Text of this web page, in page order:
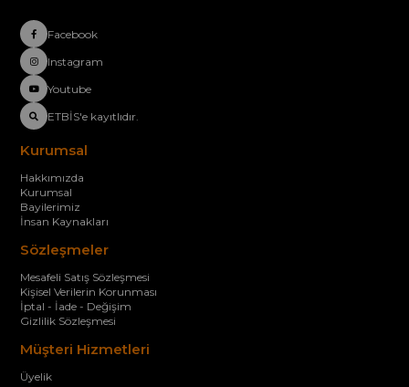
Facebook
Instagram
Youtube
ETBİS'e kayıtlıdır.
Kurumsal
Hakkımızda
Kurumsal
Bayilerimiz
İnsan Kaynakları
Sözleşmeler
Mesafeli Satış Sözleşmesi
Kişisel Verilerin Korunması
İptal - İade - Değişim
Gizlilik Sözleşmesi
Müşteri Hizmetleri
Üyelik